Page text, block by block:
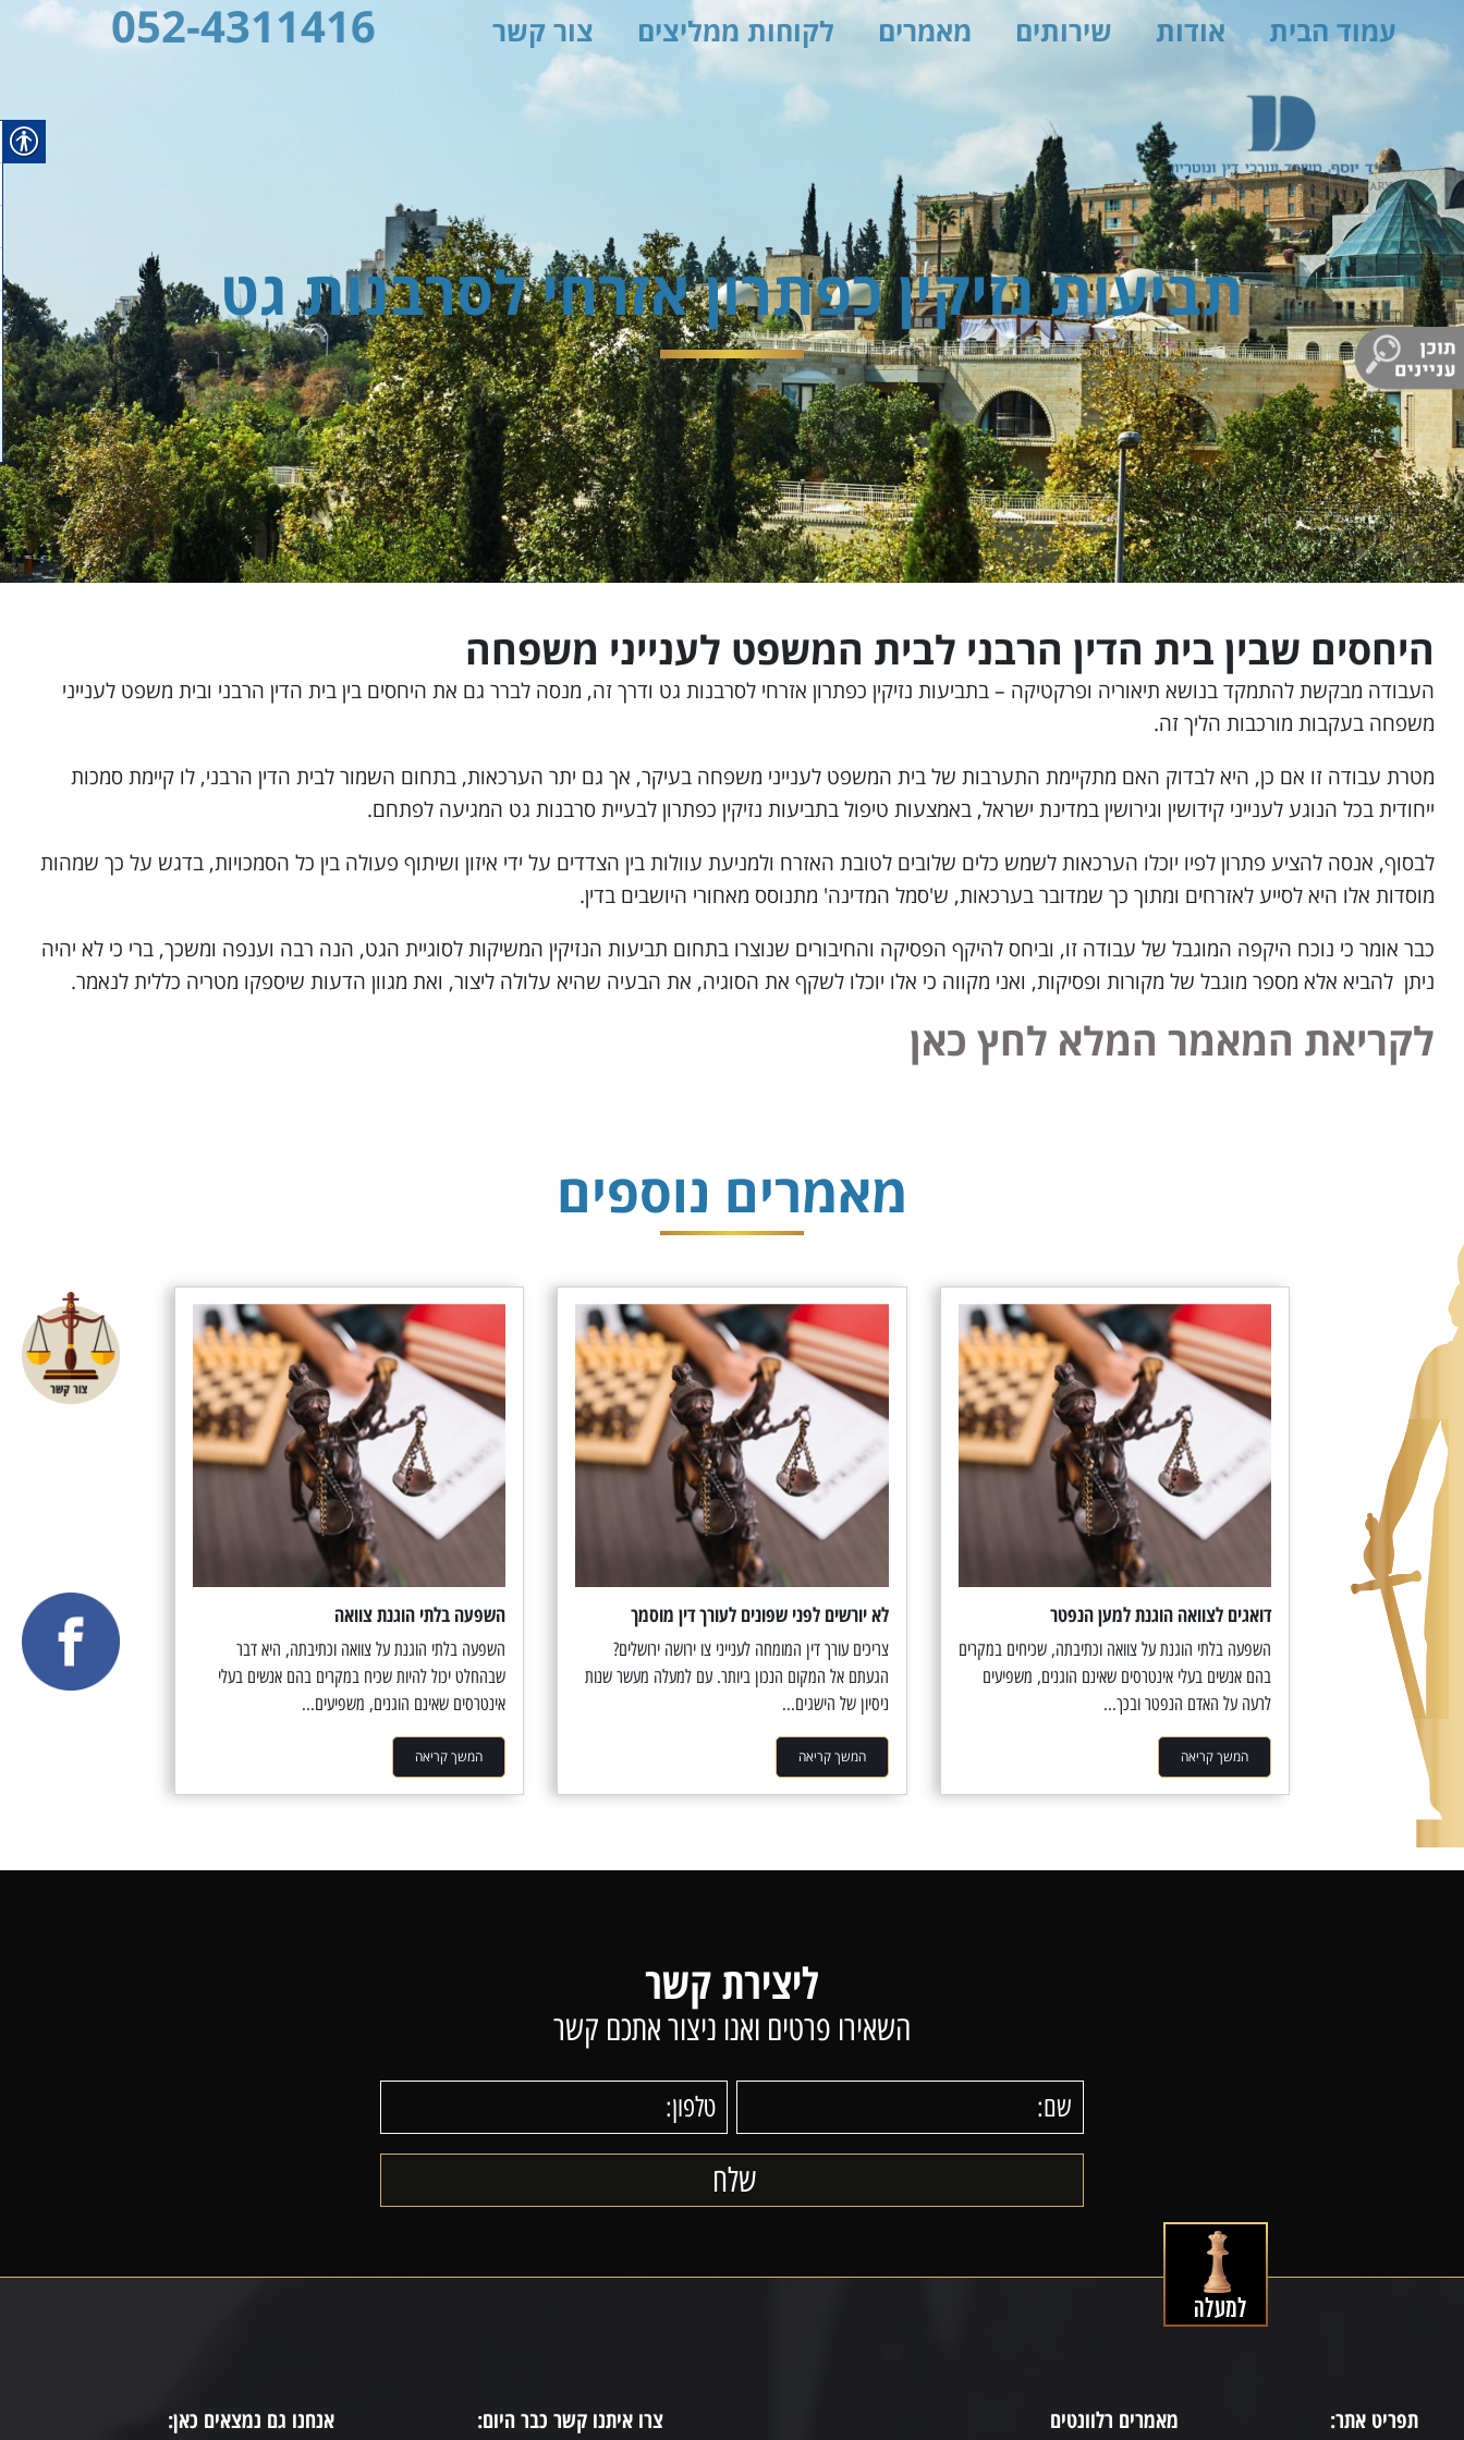
3. לקריאת המאמר המלא לחץ כאן
עמוד הבית אודות שירותים מאמרים לקוחות ממליצים צור קשר 052-4311416
תביעות נזיקין כפתרון אזרחי לסרבנות גט
היחסים שבין בית הדין הרבני לבית המשפט לענייני משפחה
העבודה מבקשת להתמקד בנושא תיאוריה ופרקטיקה – בתביעות נזיקין כפתרון אזרחי לסרבנות גט ודרך זה, מנסה לברר גם את היחסים בין בית הדין הרבני ובית משפט לענייני
משפחה בעקבות מורכבות הליך זה.
מטרת עבודה זו אם כן, היא לבדוק האם מתקיימת התערבות של בית המשפט לענייני משפחה בעיקר, אך גם יתר הערכאות, בתחום השמור לבית הדין הרבני, לו קיימת סמכות
ייחודית בכל הנוגע לענייני קידושין וגירושין במדינת ישראל, באמצעות טיפול בתביעות נזיקין כפתרון לבעיית סרבנות גט המגיעה לפתחם.
לבסוף, אנסה להציע פתרון לפיו יוכלו הערכאות לשמש כלים שלובים לטובת האזרח ולמניעת עוולות בין הצדדים על ידי איזון ושיתוף פעולה בין כל הסמכויות, בדגש על כך שמהות
מוסדות אלו היא לסייע לאזרחים ומתוך כך שמדובר בערכאות, ש'סמל המדינה' מתנוסס מאחורי היושבים בדין.
כבר אומר כי נוכח היקפה המוגבל של עבודה זו, וביחס להיקף הפסיקה והחיבורים שנוצרו בתחום תביעות הנזיקין המשיקות לסוגיית הגט, הנה רבה וענפה ומשכך, ברי כי לא יהיה
ניתן להביא אלא מספר מוגבל של מקורות ופסיקות, ואני מקווה כי אלו יוכלו לשקף את הסוגיה, את הבעיה שהיא עלולה ליצור, ואת מגוון הדעות שיספקו מטריה כללית לנאמר.
לקריאת המאמר המלא לחץ כאן
מאמרים נוספים
דואגים לצוואה הוגנת למען הנפטר
השפעה בלתי הוגנת על צוואה וכתיבתה, שכיחים במקרים
בהם אנשים בעלי אינטרסים שאינם הוגנים, משפיעים
לרעה על האדם הנפטר ובכך...
המשך קריאה
לא יורשים לפני שפונים לעורך דין מוסמך
צריכים עורך דין המומחה לענייני צו ירושה ירושלים?
הגעתם אל המקום הנכון ביותר. עם למעלה מעשר שנות
ניסיון של הישגים...
המשך קריאה
השפעה בלתי הוגנת צוואה
השפעה בלתי הוגנת על צוואה וכתיבתה, היא דבר
שבהחלט יכול להיות שכיח במקרים בהם אנשים בעלי
אינטרסים שאינם הוגנים, משפיעים...
המשך קריאה
ליצירת קשר
השאירו פרטים ואנו ניצור אתכם קשר
תפריט אתר: מאמרים רלוונטים צרו איתנו קשר כבר היום: אנחנו גם נמצאים כאן: